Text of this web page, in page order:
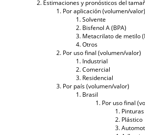
Estimaciones y pronósticos del
Por aplicación (volumen/valor)
Solvente
Bisfenol A (BPA)
Metacrilato de metilo
Otros
Por uso final (volumen/valor)
Industrial
Comercial
Residencial
Por país (volumen/valor)
Brasil
Por uso final
Plástico